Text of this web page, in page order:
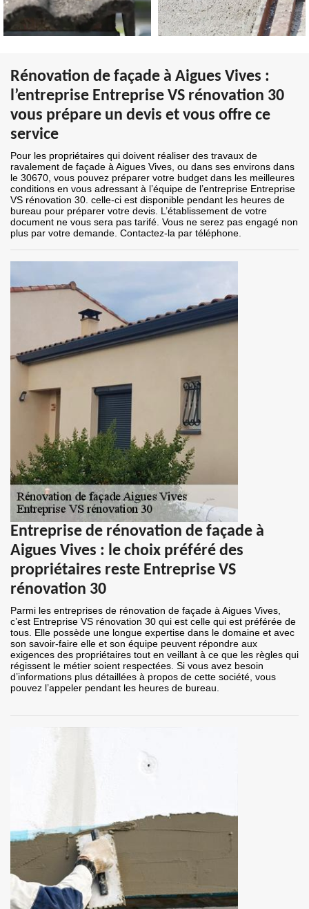
Rénovation de façade à Aigues Vives :
l’entreprise Entreprise VS rénovation 30
vous prépare un devis et vous offre ce
service
Pour les propriétaires qui doivent réaliser des travaux de
ravalement de façade à Aigues Vives, ou dans ses environs dans
le 30670, vous pouvez préparer votre budget dans les meilleures
conditions en vous adressant à l’équipe de l’entreprise Entreprise
VS rénovation 30. celle-ci est disponible pendant les heures de
bureau pour préparer votre devis. L’établissement de votre
document ne vous sera pas tarifé. Vous ne serez pas engagé non
plus par votre demande. Contactez-la par téléphone.
Entreprise de rénovation de façade à
Aigues Vives : le choix préféré des
propriétaires reste Entreprise VS
rénovation 30
Parmi les entreprises de rénovation de façade à Aigues Vives,
c’est Entreprise VS rénovation 30 qui est celle qui est préférée de
tous. Elle possède une longue expertise dans le domaine et avec
son savoir-faire elle et son équipe peuvent répondre aux
exigences des propriétaires tout en veillant à ce que les règles qui
régissent le métier soient respectées. Si vous avez besoin
d’informations plus détaillées à propos de cette société, vous
pouvez l’appeler pendant les heures de bureau.